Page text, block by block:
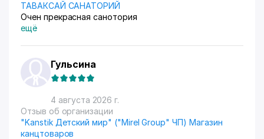
ТАВАКСАЙ САНАТОРИЙ
Очен прекрасная санотория
ещё
Гульсина
4 августа 2026 г.
Отзыв об организации
"Kanstik Детский мир" ("Mirel Group" ЧП) Магазин
канцтоваров